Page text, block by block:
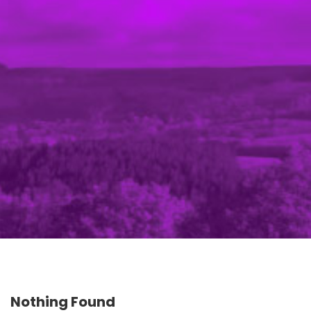
Nothing Found